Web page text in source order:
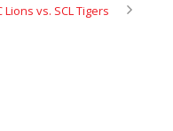
vs. SCL Tigers